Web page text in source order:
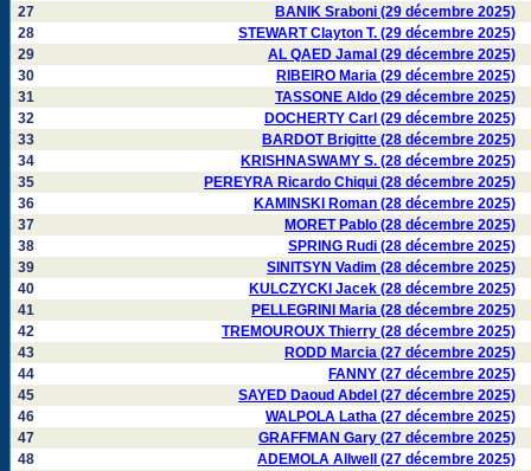
27
BANIK Sraboni (29 décembre 2025)
28
STEWART Clayton T. (29 décembre 2025)
29
AL QAED Jamal (29 décembre 2025)
30
RIBEIRO Maria (29 décembre 2025)
31
TASSONE Aldo (29 décembre 2025)
32
DOCHERTY Carl (29 décembre 2025)
33
BARDOT Brigitte (28 décembre 2025)
34
KRISHNASWAMY S. (28 décembre 2025)
35
PEREYRA Ricardo Chiqui (28 décembre 2025)
36
KAMINSKI Roman (28 décembre 2025)
37
MORET Pablo (28 décembre 2025)
38
SPRING Rudi (28 décembre 2025)
39
SINITSYN Vadim (28 décembre 2025)
40
KULCZYCKI Jacek (28 décembre 2025)
41
PELLEGRINI Maria (28 décembre 2025)
42
TREMOUROUX Thierry (28 décembre 2025)
43
RODD Marcia (27 décembre 2025)
44
FANNY (27 décembre 2025)
45
SAYED Daoud Abdel (27 décembre 2025)
46
WALPOLA Latha (27 décembre 2025)
47
GRAFFMAN Gary (27 décembre 2025)
48
ADEMOLA Allwell (27 décembre 2025)